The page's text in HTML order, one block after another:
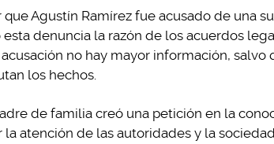
Agustín Ramírez fue acusado de una
denuncia la razón de los acuerdos
no hay mayor información, salvo
los hechos.
de familia creó una petición en la
atención de las autoridades y la